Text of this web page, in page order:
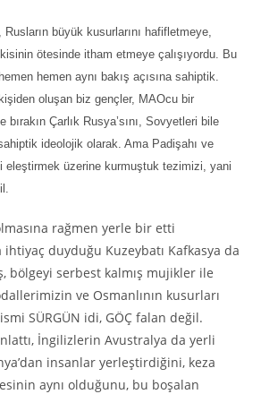
büyük kusurlarını hafifletmeye,
ötesinde itham etmeye çalışıyordu. Bu
hemen aynı bakış açısına sahiptik.
oluşan biz gençler, MAOcu bir
Çarlık Rusya’sını , Sovyetleri bile
ideolojik olarak. Ama Padişahı ve
eleştirmek üzerine kurmuştuk tezimizi, yani
olmasına rağmen yerle bir etti
duyduğu Kuzeybatı Kafkasya da
bölgeyi serbest kalmış mujikler ile
ve Osmanlının kusurları
SÜRGÜN idi, GÖÇ falan değil.
İngilizlerin Avustralya da yerli
insanlar yerleştirdiğini, keza
aynı olduğunu, bu boşalan